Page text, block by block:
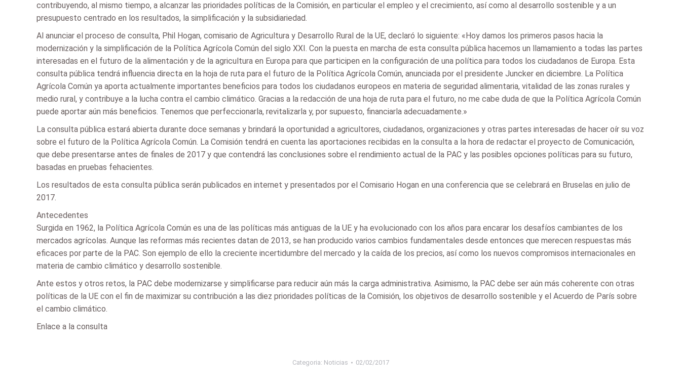
contribuyendo, al mismo tiempo, a alcanzar las prioridades políticas de la Comisión, en particular el empleo y el crecimiento, así como al desarrollo sostenible y a un
presupuesto centrado en los resultados, la simplificación y la subsidiariedad.
Al anunciar el proceso de consulta, Phil Hogan, comisario de Agricultura y Desarrollo Rural de la UE, declaró lo siguiente: «Hoy damos los primeros pasos hacia la
modernización y la simplificación de la Política Agrícola Común del siglo XXI. Con la puesta en marcha de esta consulta pública hacemos un llamamiento a todas las partes
interesadas en el futuro de la alimentación y de la agricultura en Europa para que participen en la configuración de una política para todos los ciudadanos de Europa. Esta
consulta pública tendrá influencia directa en la hoja de ruta para el futuro de la Política Agrícola Común, anunciada por el presidente Juncker en diciembre. La Política
Agrícola Común ya aporta actualmente importantes beneficios para todos los ciudadanos europeos en materia de seguridad alimentaria, vitalidad de las zonas rurales y
medio rural, y contribuye a la lucha contra el cambio climático. Gracias a la redacción de una hoja de ruta para el futuro, no me cabe duda de que la Política Agrícola Común
puede aportar aún más beneficios. Tenemos que perfeccionarla, revitalizarla y, por supuesto, financiarla adecuadamente.»
La consulta pública estará abierta durante doce semanas y brindará la oportunidad a agricultores, ciudadanos, organizaciones y otras partes interesadas de hacer oír su voz
sobre el futuro de la Política Agrícola Común. La Comisión tendrá en cuenta las aportaciones recibidas en la consulta a la hora de redactar el proyecto de Comunicación,
que debe presentarse antes de finales de 2017 y que contendrá las conclusiones sobre el rendimiento actual de la PAC y las posibles opciones políticas para su futuro,
basadas en pruebas fehacientes.
Los resultados de esta consulta pública serán publicados en internet y presentados por el Comisario Hogan en una conferencia que se celebrará en Bruselas en julio de
2017.
Antecedentes
Surgida en 1962, la Política Agrícola Común es una de las políticas más antiguas de la UE y ha evolucionado con los años para encarar los desafíos cambiantes de los
mercados agrícolas. Aunque las reformas más recientes datan de 2013, se han producido varios cambios fundamentales desde entonces que merecen respuestas más
eficaces por parte de la PAC. Son ejemplo de ello la creciente incertidumbre del mercado y la caída de los precios, así como los nuevos compromisos internacionales en
materia de cambio climático y desarrollo sostenible.
Ante estos y otros retos, la PAC debe modernizarse y simplificarse para reducir aún más la carga administrativa. Asimismo, la PAC debe ser aún más coherente con otras
políticas de la UE con el fin de maximizar su contribución a las diez prioridades políticas de la Comisión, los objetivos de desarrollo sostenible y el Acuerdo de París sobre
el cambio climático.
Enlace a la consulta
Categoria: Noticias 02/02/2017